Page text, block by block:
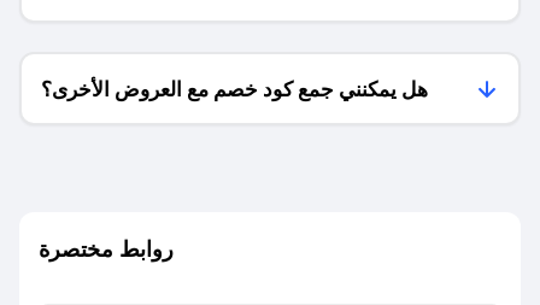
فقط؟
هل يمكنني جمع كود خصم مع العروض الأخرى؟
روابط مختصرة